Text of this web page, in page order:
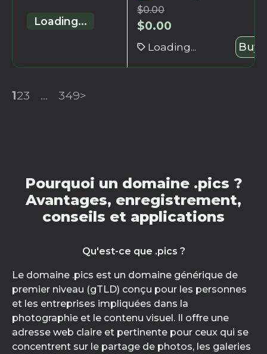
Loading...
$0.00
$0.00
Loading... Buy
123 ... 349>
Pourquoi un domaine .pics ?
Avantages, enregistrement,
conseils et applications
Qu'est-ce que .pics ?
Le domaine .pics est un domaine générique de
premier niveau (gTLD) conçu pour les personnes
et les entreprises impliquées dans la
photographie et le contenu visuel. Il offre une
adresse web claire et pertinente pour ceux qui se
concentrent sur le partage de photos, les galeries